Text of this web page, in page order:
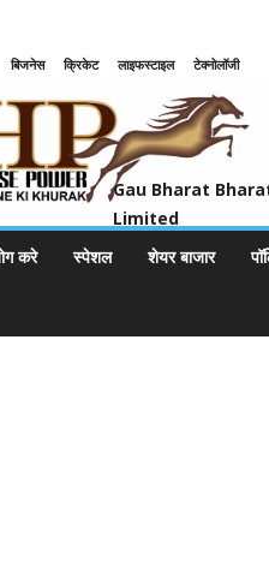
बिजनेस क्रिकेट लाइफस्टाइल
टेक्नोलॉजी
Gau Bharat
Limited
करे स्पेशल शेयर बाजार